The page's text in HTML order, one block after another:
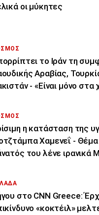
οι μύκητες
το Ιράν τη
Αραβίας,
- «Είναι μόνο στα
η κατάσταση της
Χαμενεΐ - Θέμα
του λένε ιρανικά
στο CNN Greece:
«κοκτέιλ»